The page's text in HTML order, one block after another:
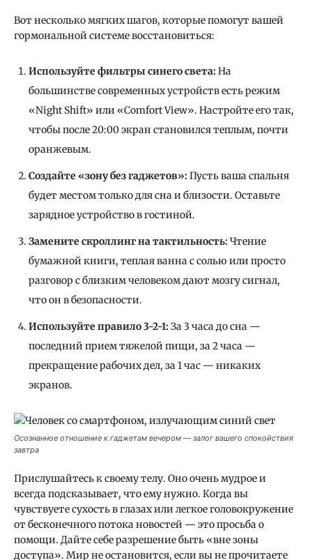
Вот несколько мягких шагов, которые помогут вашей
гормональной системе восстановиться:
Используйте фильтры синего света:На
большинстве современных устройств есть режим
«Night Shift» или «Comfort View». Настройте его так,
чтобы после 20:00 экран становился теплым, почти
оранжевым.
Создайте «зону без гаджетов»:Пусть ваша спальня
будет местом только для сна и близости. Оставьте
зарядное устройство в гостиной.
Замените скроллинг на тактильность:Чтение
бумажной книги, теплая ванна с солью или просто
разговор с близким человеком дают мозгу сигнал,
что он в безопасности.
Используйте правило 3-2-1:За 3 часа до сна —
последний прием тяжелой пищи, за 2 часа —
прекращение рабочих дел, за 1 час — никаких
экранов.
Осознанное отношение к гаджетам вечером — залог вашего спокойствия
завтра
Прислушайтесь к своему телу. Оно очень мудрое и
всегда подсказывает, что ему нужно. Когда вы
чувствуете сухость в глазах или легкое головокружение
от бесконечного потока новостей — это просьба о
помощи. Дайте себе разрешение быть «вне зоны
доступа». Мир не остановится, если вы не прочитаете